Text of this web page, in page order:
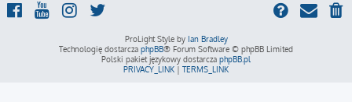
ProLight Style by Ian Bradley
Technologię dostarcza phpBB® Forum Software © phpBB Limited
Polski pakiet językowy dostarcza phpBB.pl
PRIVACY_LINK | TERMS_LINK